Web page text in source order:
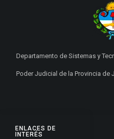
ENLACES DE
INTERÉS
Departamento de Sistemas y
Poder Judicial de la Provincia de